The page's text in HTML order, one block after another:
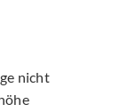
nicht